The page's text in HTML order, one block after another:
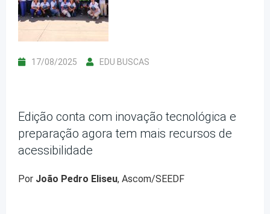
17/08/2025 EDU BUSCAS
Edição conta com inovação tecnológica e
preparação agora tem mais recursos de
acessibilidade
Por João Pedro Eliseu, Ascom/SEEDF